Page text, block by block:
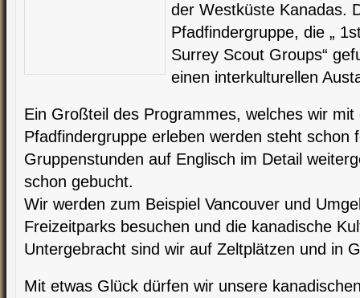
der Westküste Kanadas.
Pfadfindergruppe, die „
Surrey Scout Groups“
einen interkulturellen
Ein Großteil des Programmes, welches wir mit
Pfadfindergruppe erleben werden steht schon
Gruppenstunden auf Englisch im Detail
schon gebucht.
Wir werden zum Beispiel Vancouver und
Freizeitparks besuchen und die kanadische
Untergebracht sind wir auf Zeltplätzen und in
Mit etwas Glück dürfen wir unsere